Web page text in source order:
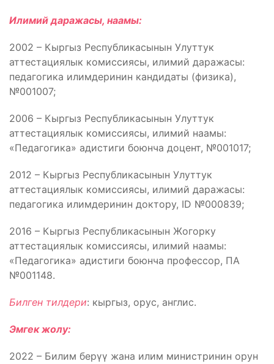
Илимий даражасы, наамы:
2002 – Кыргыз Республикасынын Улуттук
аттестациялык комиссиясы, илимий даражасы:
педагогика илимдеринин кандидаты (физика),
№001007;
2006 – Кыргыз Республикасынын Улуттук
аттестациялык комиссиясы, илимий наамы:
«Педагогика» адистиги боюнча доцент, №001017;
2012 – Кыргыз Республикасынын Улуттук
аттестациялык комиссиясы, илимий даражасы:
педагогика илимдеринин доктору, ID №000839;
2016 – Кыргыз Республикасынын Жогорку
аттестациялык комиссиясы, илимий наамы:
«Педагогика» адистиги боюнча профессор, ПА
№001148.
Билген тилдери: кыргыз, орус, англис.
Эмгек жолу:
2022 – Билим берүү жана илим министринин орун